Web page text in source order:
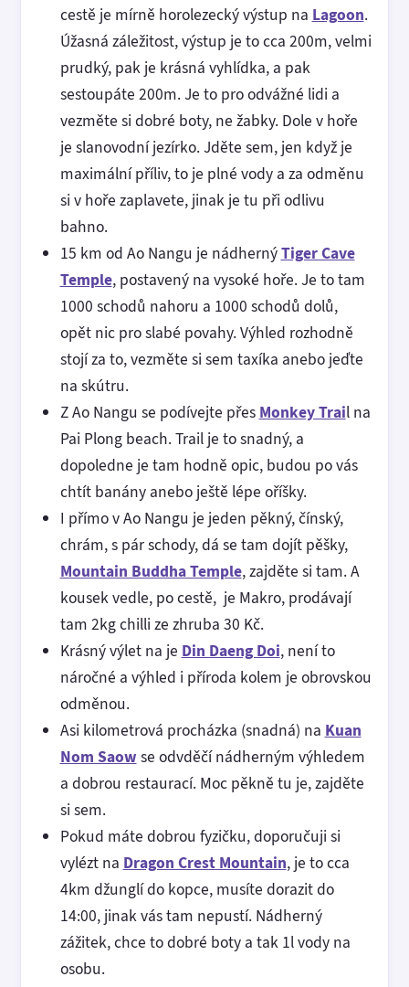
cestě je mírně horolezecký výstup na Lagoon.
Úžasná záležitost, výstup je to cca 200m, velmi
prudký, pak je krásná vyhlídka, a pak
sestoupáte 200m. Je to pro odvážné lidi a
vezměte si dobré boty, ne žabky. Dole v hoře
je slanovodní jezírko. Jděte sem, jen když je
maximální příliv, to je plné vody a za odměnu
si v hoře zaplavete, jinak je tu při odlivu
bahno.
15 km od Ao Nangu je nádhernýTiger Cave
Temple, postavený na vysoké hoře. Je to tam
1000 schodů nahoru a 1000 schodů dolů,
opět nic pro slabé povahy. Výhled rozhodně
stojí za to, vezměte si sem taxíka anebo jeďte
na skútru.
Z Ao Nangu se podívejte přes Monkey Trail na
Pai Plong beach. Trail je to snadný, a
dopoledne je tam hodně opic, budou po vás
chtít banány anebo ještě lépe oříšky.
I přímo v Ao Nangu je jeden pěkný, čínský,
chrám, s pár schody, dá se tam dojít pěšky,
Mountain Buddha Temple, zajděte si tam. A
kousek vedle, po cestě, je Makro, prodávají
tam 2kg chilli ze zhruba 30 Kč.
Krásný výlet na je Din Daeng Doi, není to
náročné a výhled i příroda kolem je obrovskou
odměnou.
Asi kilometrová procházka (snadná) na Kuan
Nom Saow se odvděčí nádherným výhledem
a dobrou restaurací. Moc pěkně tu je, zajděte
si sem.
Pokud máte dobrou fyzičku, doporučuji si
vylézt na Dragon Crest Mountain, je to cca
4km džunglí do kopce, musíte dorazit do
14:00, jinak vás tam nepustí. Nádherný
zážitek, chce to dobré boty a tak 1l vody na
osobu.